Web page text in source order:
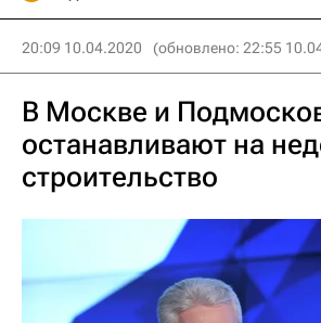
20:09 10.04.2020 (обновлено: 22:55
В Москве и
останавливают на
строительство